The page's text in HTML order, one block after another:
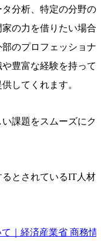
分析、特定の分野の
の力を借りたい場合
のプロフェッショナ
豊富な経験を持って
してくれます。
課題をスムーズにク
とされているIT人材
｜経済産業省 商務情